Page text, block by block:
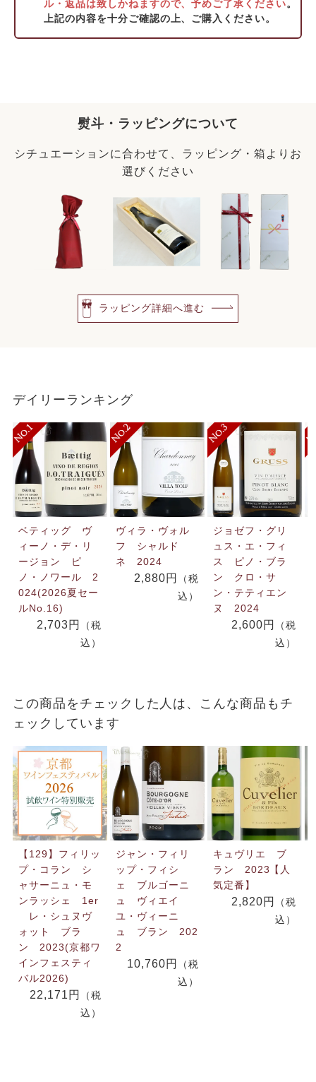
ル・返品は致しかねますので、予めご了承ください。
上記の内容を十分ご確認の上、ご購入ください。
熨斗・ラッピングについて
シチュエーションに合わせて、ラッピング・箱よりお
選びください
ラッピング詳細へ進む
デイリーランキング
ベティッグ ヴ
ィーノ・デ・リ
ージョン ピ
ノ・ノワール 2
024(2026夏セー
ルNo.16)
2,703円
（税
込）
ヴィラ・ヴォル
フ シャルド
ネ 2024
2,880円
（税
込）
ジョゼフ・グリ
ュス・エ・フィ
ス ピノ・ブラ
ン クロ・サ
ン・テティエン
ヌ 2024
2,600円
（税
込）
この商品をチェックした人は、こんな商品もチ
ェックしています
【129】フィリッ
プ・コラン シ
ャサーニュ・モ
ンラッシェ 1er
レ・シュヌヴ
ォット ブラ
ン 2023(京都ワ
インフェスティ
バル2026)
22,171円
（税
込）
ジャン・フィリ
ップ・フィシ
ェ ブルゴーニ
ュ ヴィエイ
ユ・ヴィーニ
ュ ブラン 202
2
10,760円
（税
込）
キュヴリエ ブ
ラン 2023【人
気定番】
2,820円
（税
込）